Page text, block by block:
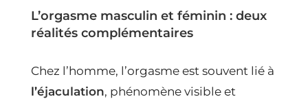
L’orgasme masculin et féminin : deux
réalités complémentaires
Chez l’homme, l’orgasme est souvent lié à
l’éjaculation, phénomène visible et